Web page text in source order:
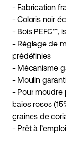
- Fabrication
- Coloris noir
- Bois PEFC™,
- Réglage de
prédéfinies
- Mécanisme
- Moulin
- Pour moudre
baies roses
graines de
- Prêt à